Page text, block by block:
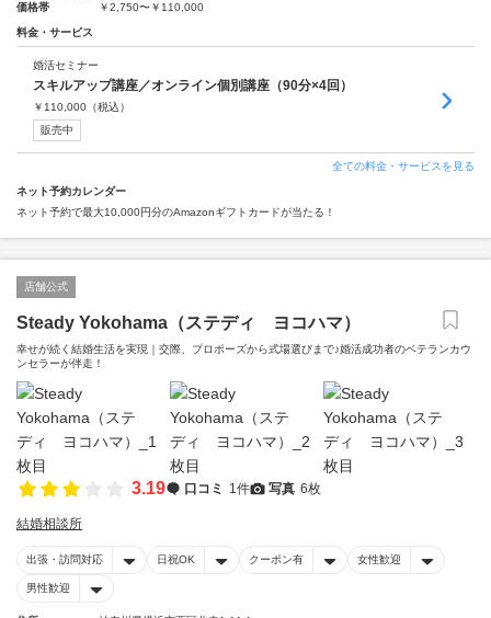
価格帯
￥2,750〜￥110,000
料金・サービス
婚活セミナー
スキルアップ講座／オンライン個別講座（90分×4回）
￥ 110,000 （税込）
販売中
全ての料金・サービスを見る
ネット予約カレンダー
ネット予約で最大10,000円分のAmazonギフトカードが当たる！
店舗公式
Steady Yokohama（ステディ ヨコハマ）
幸せが続く結婚生活を実現｜交際、プロポーズから式場選びまで♪婚活成功者のベテランカウ
ンセラーが伴走！
3.19 口コミ 1件 写真 6枚
結婚相談所
出張・訪問対応 日祝OK クーポン有 女性歓迎
男性歓迎